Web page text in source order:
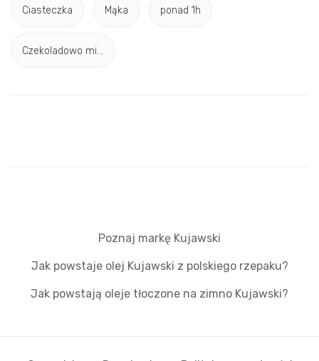
Ciasteczka Mąka ponad 1h
Czekoladowo mi...
Poznaj markę Kujawski
Jak powstaje olej Kujawski z polskiego rzepaku?
Jak powstają oleje tłoczone na zimno Kujawski?